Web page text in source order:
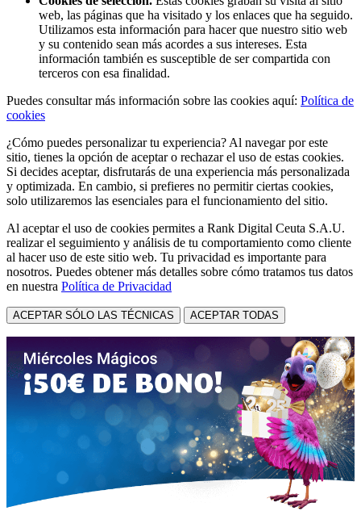
web, las páginas que ha visitado y los enlaces que ha seguido.
Utilizamos esta información para hacer que nuestro sitio web
y su contenido sean más acordes a sus intereses. Esta
información también es susceptible de ser compartida con
terceros con esa finalidad.
Puedes consultar más información sobre las cookies aquí: Política de
cookies
¿Cómo puedes personalizar tu experiencia? Al navegar por este
sitio, tienes la opción de aceptar o rechazar el uso de estas cookies.
Si decides aceptar, disfrutarás de una experiencia más personalizada
y optimizada. En cambio, si prefieres no permitir ciertas cookies,
solo utilizaremos las esenciales para el funcionamiento del sitio.
Al aceptar el uso de cookies permites a Rank Digital Ceuta S.A.U.
realizar el seguimiento y análisis de tu comportamiento como cliente
al hacer uso de este sitio web. Tu privacidad es importante para
nosotros. Puedes obtener más detalles sobre cómo tratamos tus datos
en nuestra Política de Privacidad
ACEPTAR SÓLO LAS TÉCNICAS ACEPTAR TODAS